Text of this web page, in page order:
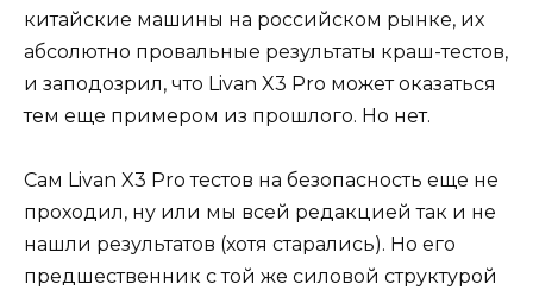
китайские машины на российском рынке, их
абсолютно провальные результаты краш-тестов,
и заподозрил, что Livan X3 Pro может оказаться
тем еще примером из прошлого. Но нет.
Сам Livan X3 Pro тестов на безопасность еще не
проходил, ну или мы всей редакцией так и не
нашли результатов (хотя старались). Но его
предшественник с той же силовой структурой